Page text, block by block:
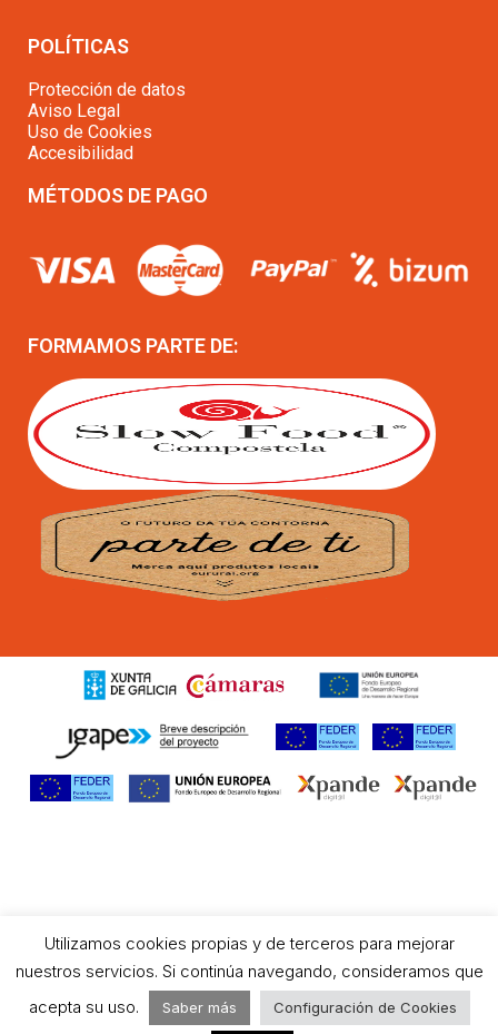
POLÍTICAS
Protección de datos
Aviso Legal
Uso de Cookies
Accesibilidad
MÉTODOS DE PAGO
FORMAMOS PARTE DE:
Utilizamos cookies propias y de terceros para mejorar
nuestros servicios. Si continúa navegando, consideramos que
acepta su uso.
Saber más Configuración de Cookies